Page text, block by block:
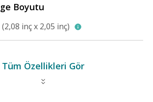
Boyutu
inç x 2,05 inç)
Tüm Özellikleri Gör